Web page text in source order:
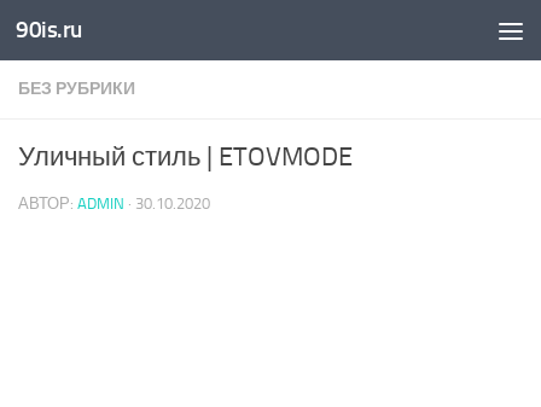
Skip to content
90is.ru
БЕЗ РУБРИКИ
Уличный стиль | ETOVMODE
АВТОР: ADMIN · 30.10.2020